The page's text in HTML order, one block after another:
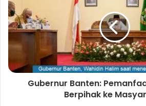
e
Gubernur Banten:
Berpihak ke